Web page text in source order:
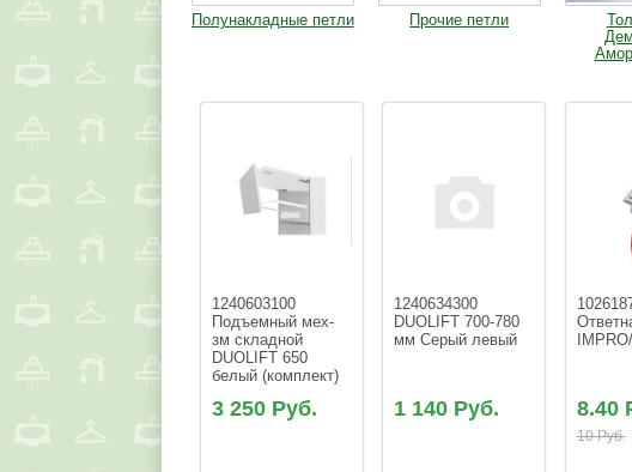
Полунакладные петли Прочие петли
1240603100
Подъемный мех-
зм складной
DUOLIFT 650
белый (комплект)
3 250 Руб.
1240634300
DUOLIFT 700-780
мм Серый левый
1 140 Руб. 8.40
10 Руб.